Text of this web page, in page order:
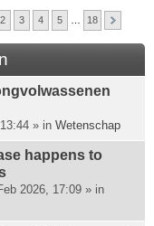
2 3 4 5 18
» in Wetenschap
happens to
2026, 17:09 » in